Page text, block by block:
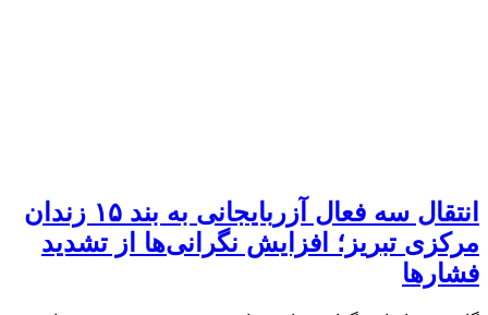
انتقال سه فعال آزربایجانی به بند ۱۵ زندان
مرکزی تبریز؛ افزایش نگرانی‌ها از تشدید
فشارها